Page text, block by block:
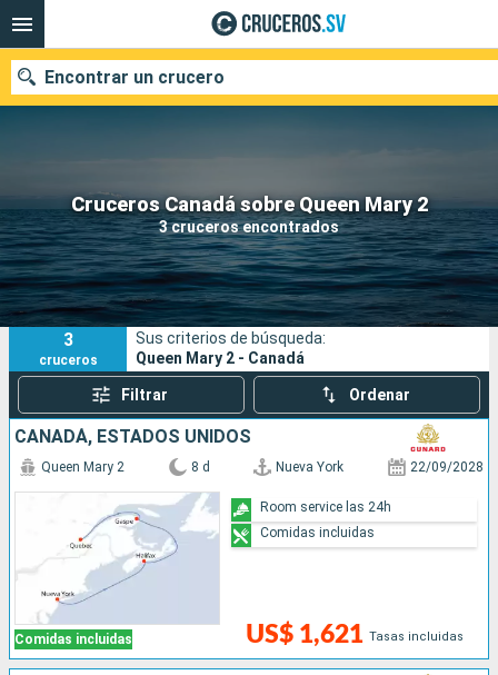
Cruceros Canadá sobre Queen Mary 2
3 cruceros encontrados
Encontrar un crucero
Nuestros destinos
Fecha de salida
Puertos Compañías
Buscar
3
cruceros
Sus criterios de búsqueda:
Queen Mary 2 - Canadá
Filtrar Ordenar
CANADÁ, ESTADOS UNIDOS
Comidas incluidas
Queen Mary 2 8 d Nueva York 22/09/2028
US$ 1,621 Tasas incluidas
Room service las 24h
Comidas incluidas